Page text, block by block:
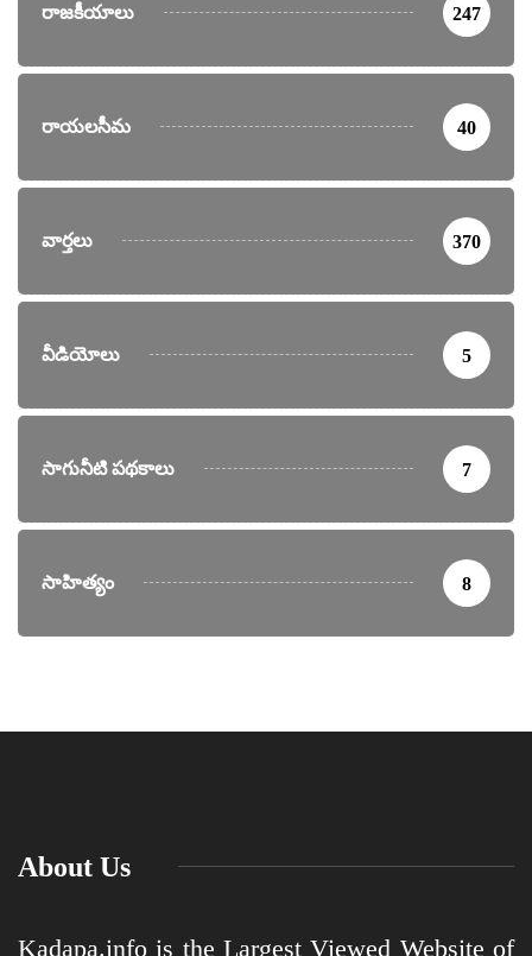
రాజకీయాలు 247
రాయలసీమ 40
వార్తలు 370
వీడియోలు 5
సాగునీటి పథకాలు 7
సాహిత్యం 8
About Us
Kadapa.info is the Largest Viewed Website of